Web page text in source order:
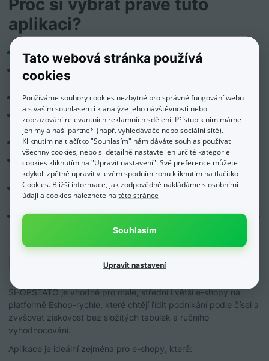
Proč si vybrat právě tuto
aplikaci?
ukáže skutečný zisk, nejen obrat
pomůže odhalit produkty, které se tváří jako úspěšné, ale ve
skutečnosti mají nízký nebo záporný přínos.
upozorní na ležáky a zásoby, které vážou peníze ve skladu
zvýrazní zákazníky s nejvyšší dlouhodobou hodnotou pomocí
CLV
umožní cílenější marketing díky RFM segmentům
spojuje produktová, zákaznická a skladová data do
praktických kombinací
šetří čas, protože data se synchronizují automaticky z Eshop-
rychle
je srozumitelná i pro e-shopy, které nemají vlastního datového
Pro koho je aplikace vhodná?
SHOPSTATO je vhodné pro malé, střední i větší e-shopy na
platformě Eshop-rychle, které chtějí řídit podnikání podle čísel a
zvyšovat ziskovost bez složitých tabulek a ručního
vyhodnocování.
Aplikace je ideální zejména pro e-shopy, které:
Tato webová stránka používá
cookies
Používáme soubory cookies nezbytné pro správné fungování webu
a s vaším souhlasem i k analýze jeho návštěvnosti nebo
zobrazování relevantních reklamních sdělení. Přístup k nim máme
jen my a naši partneři (např. vyhledávače nebo sociální sítě).
Kliknutím na tlačítko "Souhlasím" nám dáváte souhlas používat
všechny cookies, nebo si detailně nastavte jen určité kategorie
cookies kliknutím na "Upravit nastavení". Své preference můžete
kdykoli zpětně upravit v levém spodním rohu kliknutím na tlačítko
Cookies. Bližší informace, jak zodpovědně nakládáme s osobními
údaji a cookies naleznete na této stránce
Souhlasím
Upravit nastavení